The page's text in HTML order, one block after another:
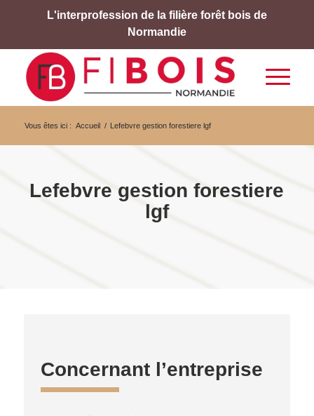
L'interprofession de la filière forêt bois de
Normandie
Vous êtes ici : Accueil / Lefebvre gestion forestiere lgf
Lefebvre gestion forestiere
lgf
Concernant l’entreprise